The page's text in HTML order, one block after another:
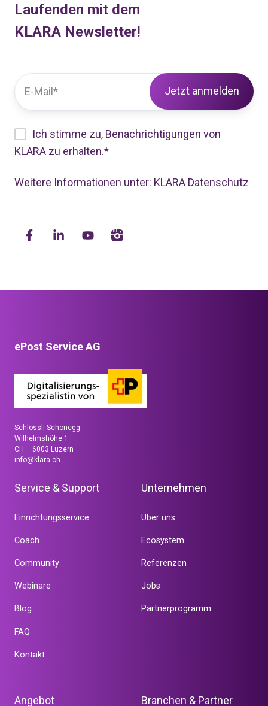
Laufenden mit dem
KLARA Newsletter!
Ich stimme zu, Benachrichtigungen von
KLARA zu erhalten.*
Weitere Informationen unter: KLARA Datenschutz
ePost Service AG
Schlössli Schönegg
Wilhelmshöhe 1
CH – 6003 Luzern
info@klara.ch
Service & Support
Einrichtungsservice
Coach
Community
Webinare
Blog
FAQ
Kontakt
Unternehmen
Über uns
Ecosystem
Referenzen
Jobs
Partnerprogramm
Angebot Branchen & Partner